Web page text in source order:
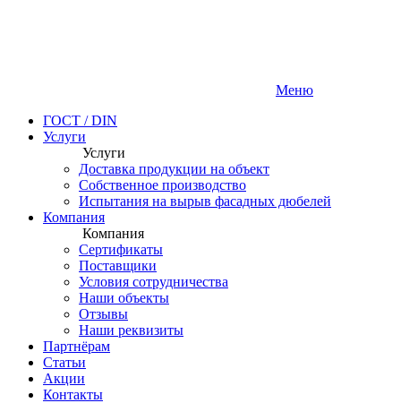
Меню
ГОСТ / DIN
Услуги
Услуги
Доставка продукции на объект
Собственное производство
Испытания на вырыв фасадных дюбелей
Компания
Компания
Сертификаты
Поставщики
Условия сотрудничества
Наши объекты
Отзывы
Наши реквизиты
Партнёрам
Статьи
Акции
Контакты